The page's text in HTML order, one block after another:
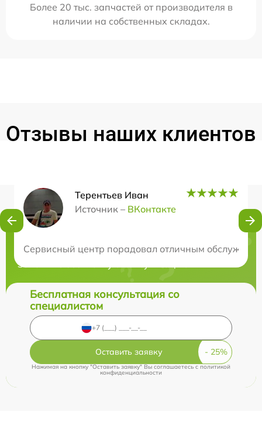
Более 20 тыс. запчастей от производителя в
наличии на собственных складах.
Отзывы наших клиентов
Терентьев Иван
Источник – ВКонтакте
Сервисный центр порадовал отличным
Нужна консультация?
Закажите бесплатную консультацию
Бесплатная консультация со
специалистом
Оставить заявку
Нажимая на кнопку "Оставить заявку" Вы соглашаетесь cполитикой
конфиденциальности